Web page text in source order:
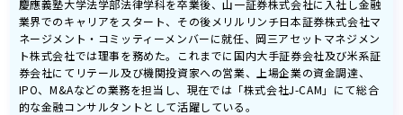
慶應義塾大学法学部法律学科を卒業後、山一証券株式会社に入社し金融
業界でのキャリアをスタート、その後メリルリンチ日本証券株式会社マ
ネージメント・コミッティーメンバーに就任、岡三アセットマネジメン
ト株式会社では理事を務めた。これまでに国内大手証券会社及び米系証
券会社にてリテール及び機関投資家への営業、上場企業の資金調達、
IPO、M&Aなどの業務を担当し、現在では「株式会社J-CAM」にて総合
的な金融コンサルタントとして活躍している。